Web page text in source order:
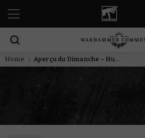
Home Aperçu du Dimanche – Hurlez avec les Loups de Fenris